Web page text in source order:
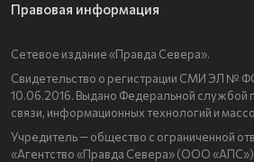
Правовая информация
Сетевое издание «Правда Севера».
Свидетельство о регистрации СМИ ЭЛ №
10.06.2016. Выдано Федеральной службой
связи, информационных технологий и
Учредитель — общество с ограниченной
«Агентство «Правда Севера» (ООО